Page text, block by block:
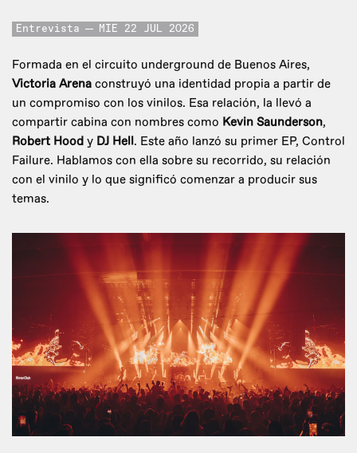
Entrevista MIE 22 JUL 2026
Formada en el circuito underground de Buenos Aires,
Victoria Arena construyó una identidad propia a partir de
un compromiso con los vinilos. Esa relación, la llevó a
compartir cabina con nombres como Kevin Saunderson,
Robert Hood y DJ Hell. Este año lanzó su primer EP, Control
Failure. Hablamos con ella sobre su recorrido, su relación
con el vinilo y lo que significó comenzar a producir sus
temas.